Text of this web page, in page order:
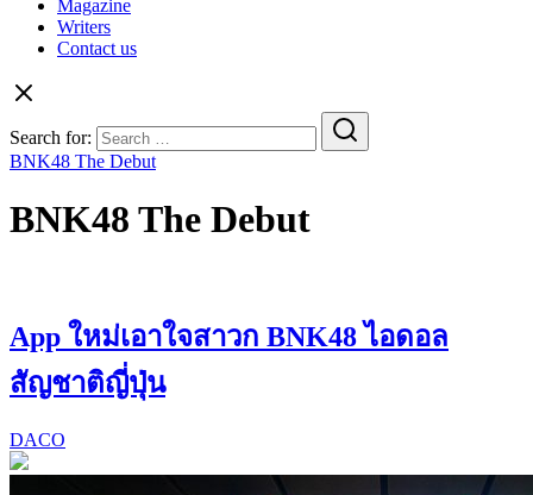
Magazine
Writers
Contact us
Search for:
BNK48 The Debut
BNK48 The Debut
App ใหม่เอาใจสาวก BNK48 ไอดอล
สัญชาติญี่ปุ่น
DACO